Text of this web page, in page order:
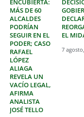
ENCUBIERTA:
MÁS DE 60
ALCALDES
PODRÍAN
SEGUIR EN EL
PODER; CASO
RAFAEL
LÓPEZ
ALIAGA
REVELA UN
VACÍO LEGAL,
AFIRMA
ANALISTA
JOSÉ TELLO
EL
7